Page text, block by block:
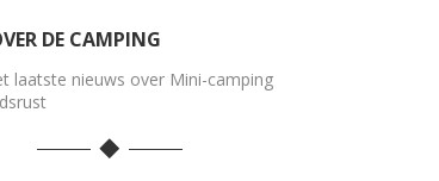
DE CAMPING
laatste nieuws over Mini-camping